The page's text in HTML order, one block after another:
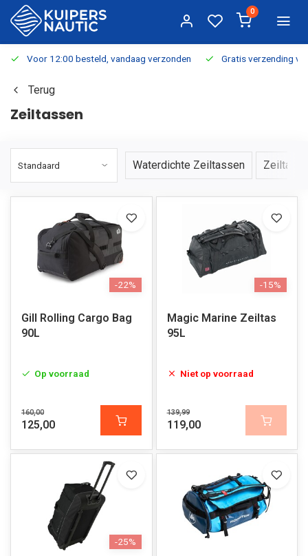
0
Voor 12:00 besteld, vandaag verzonden Gratis verzending
Terug
Zeiltassen
Waterdichte Zeiltassen
-22%
Gill Rolling Cargo Bag
90L
Op voorraad
160,00
125,00
-15%
Magic Marine Zeiltas
95L
Niet op voorraad
139,99
119,00
-25%